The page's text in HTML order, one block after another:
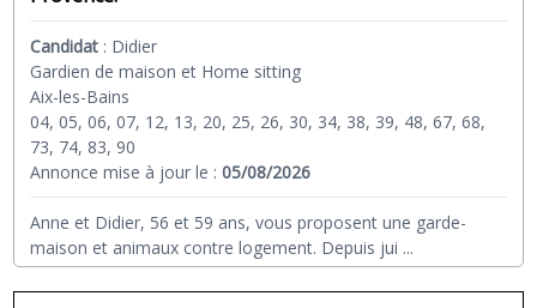
Candidat : Didier
Gardien de maison et Home sitting
Aix-les-Bains
04, 05, 06, 07, 12, 13, 20, 25, 26, 30, 34, 38, 39, 48, 67, 68,
73, 74, 83, 90
Annonce mise à jour le :05/08/2026
Anne et Didier, 56 et 59 ans, vous proposent une garde-
maison et animaux contre logement. Depuis jui ...